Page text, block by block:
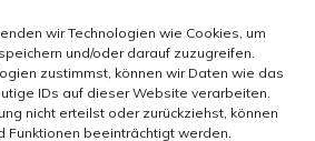
wir Technologien wie Cookies, um
und/oder darauf zuzugreifen.
zustimmst, können wir Daten wie das
IDs auf dieser Website verarbeiten.
nicht erteilst oder zurückziehst, können
Funktionen beeinträchtigt werden.